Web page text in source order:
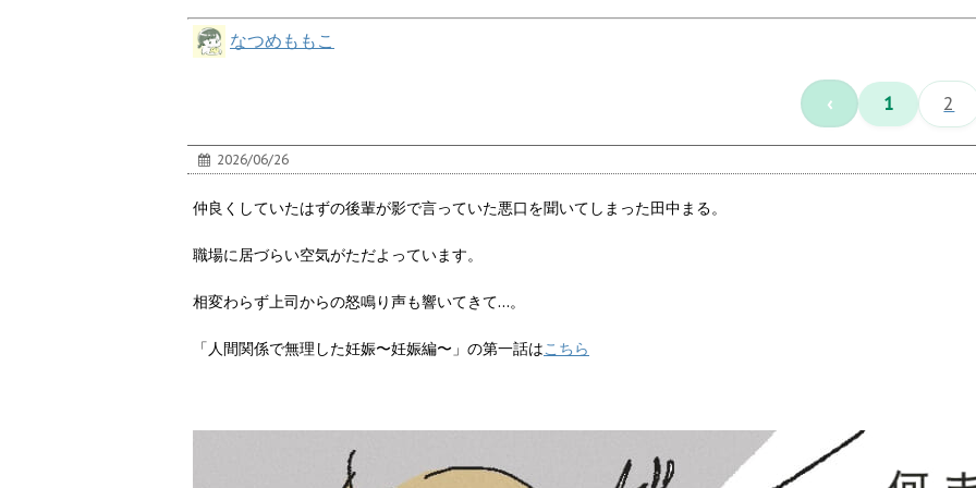
なつめももこ
‹ 1 2
2026/06/26
仲良くしていたはずの後輩が影で言っていた悪口を聞いてしまった田中まる。
職場に居づらい空気がただよっています。
相変わらず上司からの怒鳴り声も響いてきて…。
「人間関係で無理した妊娠〜妊娠編〜」の第一話はこちら